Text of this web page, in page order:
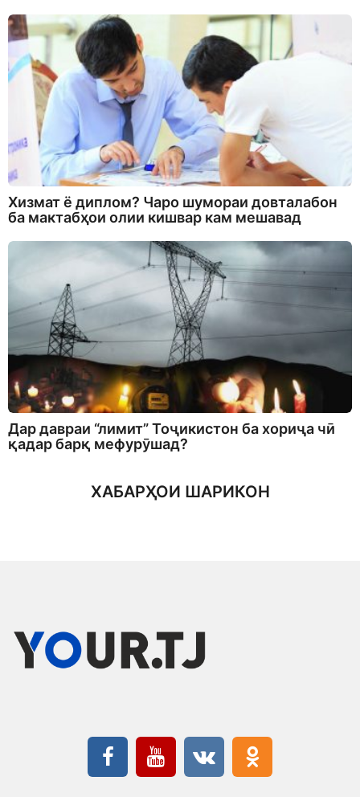
Хизмат ё диплом? Чаро шумораи довталабон
ба мактабҳои олии кишвар кам мешавад
Дар давраи “лимит” Тоҷикистон ба хориҷа чӣ
қадар барқ мефурӯшад?
ХАБАРҲОИ ШАРИКОН